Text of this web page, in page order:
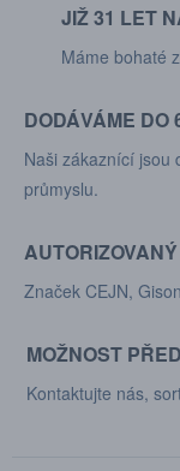
JIŽ 31 LET
Máme bohaté
DODÁVÁME DO
Naši zákaznící jsou
průmyslu.
Značek CEJN,
MOŽNOST
Kontaktujte nás,